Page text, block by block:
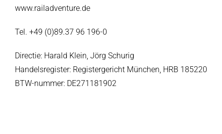
www.railadventure.de
Tel. +49 (0)89.37 96 196-0
Directie: Harald Klein, Jörg Schurig
Handelsregister: Registergericht München, HRB 185220
BTW-nummer: DE271181902